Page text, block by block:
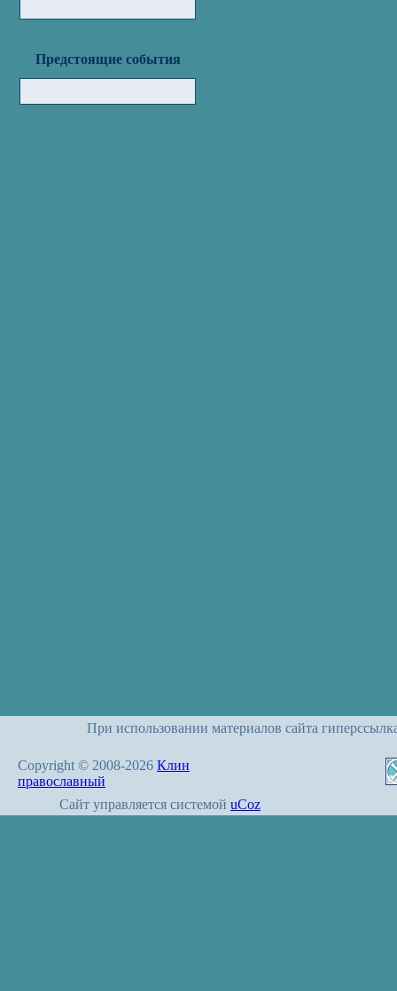
Предстоящие события
При использовании материалов сайта
Copyright © 2008-2026 Клин
православный
Сайт управляется системой uCoz